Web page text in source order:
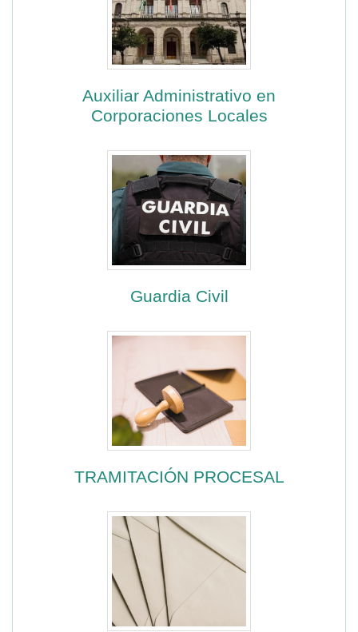
Auxiliar Administrativo en
Corporaciones Locales
Guardia Civil
TRAMITACIÓN PROCESAL